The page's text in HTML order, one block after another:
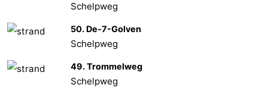
Schelpweg
50. De-7-Golven
Schelpweg
49. Trommelweg
Schelpweg